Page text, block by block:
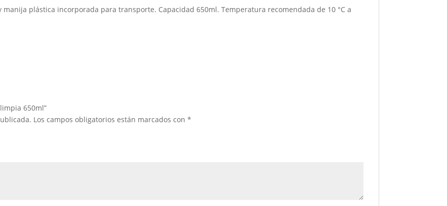
plástica incorporada para transporte. Capacidad 650ml. Temperatura recomendada de 10 °C a
650ml”
Los campos obligatorios están marcados con*